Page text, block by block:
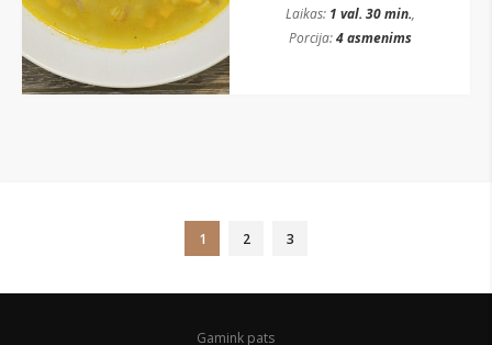
Laikas: 1 val. 30 min.,
Porcija:4 asmenims
1 2 3
Gamink pats